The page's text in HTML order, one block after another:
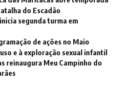
do Escadão
segunda turma em
de ações no Maio
e à exploração sexual infantil
reinaugura Meu Campinho do